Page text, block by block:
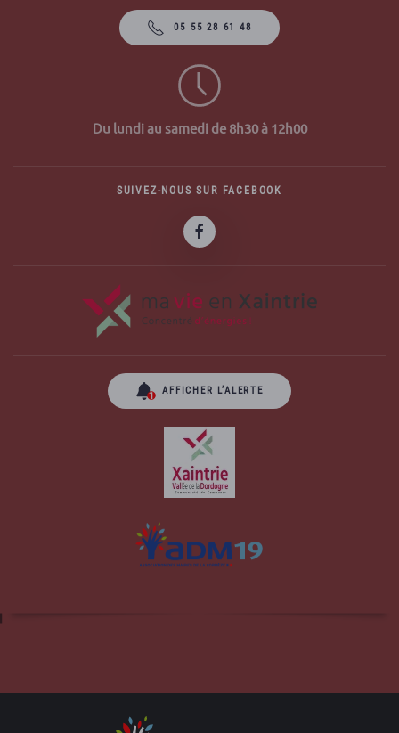
05 55 28 61 48
Du lundi au samedi de 8h30 à 12h00
SUIVEZ-NOUS SUR FACEBOOK
AFFICHER L’ALERTE